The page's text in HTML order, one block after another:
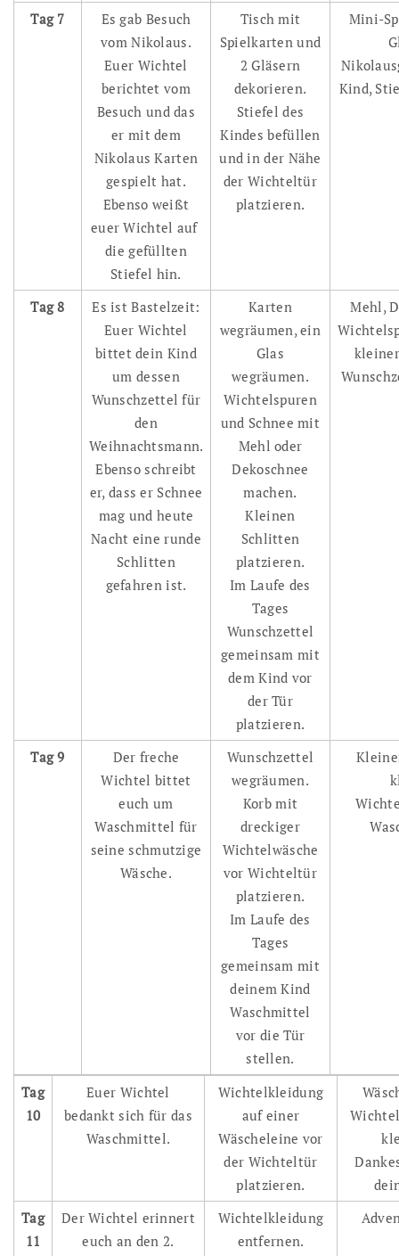
Tag 7
Es gab Besuch
vom Nikolaus.
Euer Wichtel
berichtet vom
Besuch und das
er mit dem
Nikolaus Karten
gespielt hat.
Ebenso weißt
euer Wichtel auf
die gefüllten
Stiefel hin.
Tisch mit
Spielkarten und
2 Gläsern
dekorieren.
Stiefel des
Kindes befüllen
und in der Nähe
der Wichteltür
platzieren.
Mini-
Kind,
Tag 8
Es ist Bastelzeit:
Euer Wichtel
bittet dein Kind
um dessen
Wunschzettel für
den
Weihnachtsmann.
Ebenso schreibt
er, dass er Schnee
mag und heute
Nacht eine runde
Schlitten
gefahren ist.
Karten
wegräumen, ein
Glas
wegräumen.
Wichtelspuren
und Schnee mit
Mehl oder
Dekoschnee
machen.
Kleinen
Schlitten
platzieren.
Im Laufe des
Tages
Wunschzettel
gemeinsam mit
dem Kind vor
der Tür
platzieren.
Mehl,
Tag 9
Der freche
Wichtel bittet
euch um
Waschmittel für
seine schmutzige
Wäsche.
Wunschzettel
wegräumen.
Korb mit
dreckiger
Wichtelwäsche
vor Wichteltür
platzieren.
Im Laufe des
Tages
gemeinsam mit
deinem Kind
Waschmittel
vor die Tür
stellen.
Tag
10
Euer Wichtel
bedankt sich für das
Waschmittel.
Wichtelkleidung
auf einer
Wäscheleine vor
der Wichteltür
platzieren.
Tag
11
Der Wichtel erinnert
euch an den 2.
Wichtelkleidung
entfernen.